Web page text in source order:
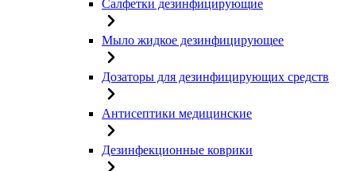
Салфетки дезинфицирующие
Мыло жидкое дезинфицирующее
Дозаторы для дезинфицирующих средств
Антисептики медицинские
Дезинфекционные коврики